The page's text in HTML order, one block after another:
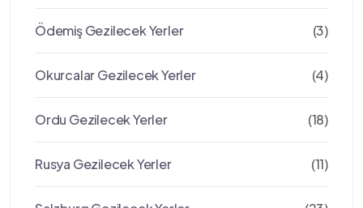
Ödemiş Gezilecek Yerler (3)
Okurcalar Gezilecek Yerler (4)
Ordu Gezilecek Yerler (18)
Rusya Gezilecek Yerler (11)